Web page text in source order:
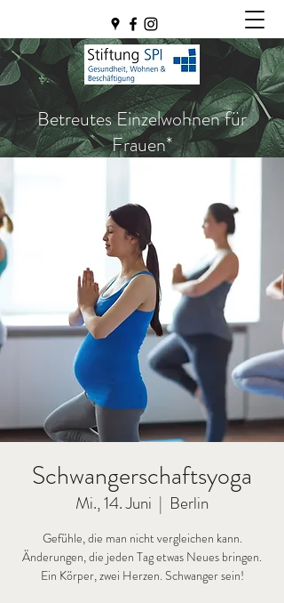
Betreutes Einzelwohnen für
Frauen*
Schwangerschaftsyoga
Mi., 14. Juni
  |
Berlin
Gefühle, die man nicht vergleichen kann.
Änderungen, die jeden Tag etwas Neues bringen.
Ein Körper, zwei Herzen. Schwanger sein!